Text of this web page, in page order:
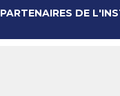
PARTENAIRES DE